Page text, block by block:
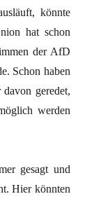
könnte
hat schon
der AfD
Schon haben
geredet,
werden
gesagt und
Hier könnten